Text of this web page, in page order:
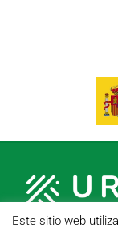
Este sitio web